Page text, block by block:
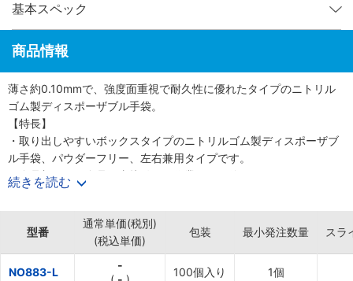
基本スペック
商品情報
薄さ約0.10mmで、強度面重視で耐久性に優れたタイプのニトリル
ゴム製ディスポーザブル手袋。
【特長】
・取り出しやすいボックスタイプのニトリルゴム製ディスポーザブ
ル手袋、パウダーフリー、左右兼用タイプです。
・食品加工など食品に直接触れる作業でもお使いいただけます。
・ぬぎはめしやすくするため、内面に加工を施しています。
・伸縮性があり、やわらかく手にフィットするため、長時間の作業
にも適しています。
・ニトリルゴム製のため、優れた耐油性を発揮。また、指先エンボ
続きを読む
型番
通常単価(税別)
(税込単価)
包装 最小発注数量 スラ
NO883-L
-
100個入り 1個